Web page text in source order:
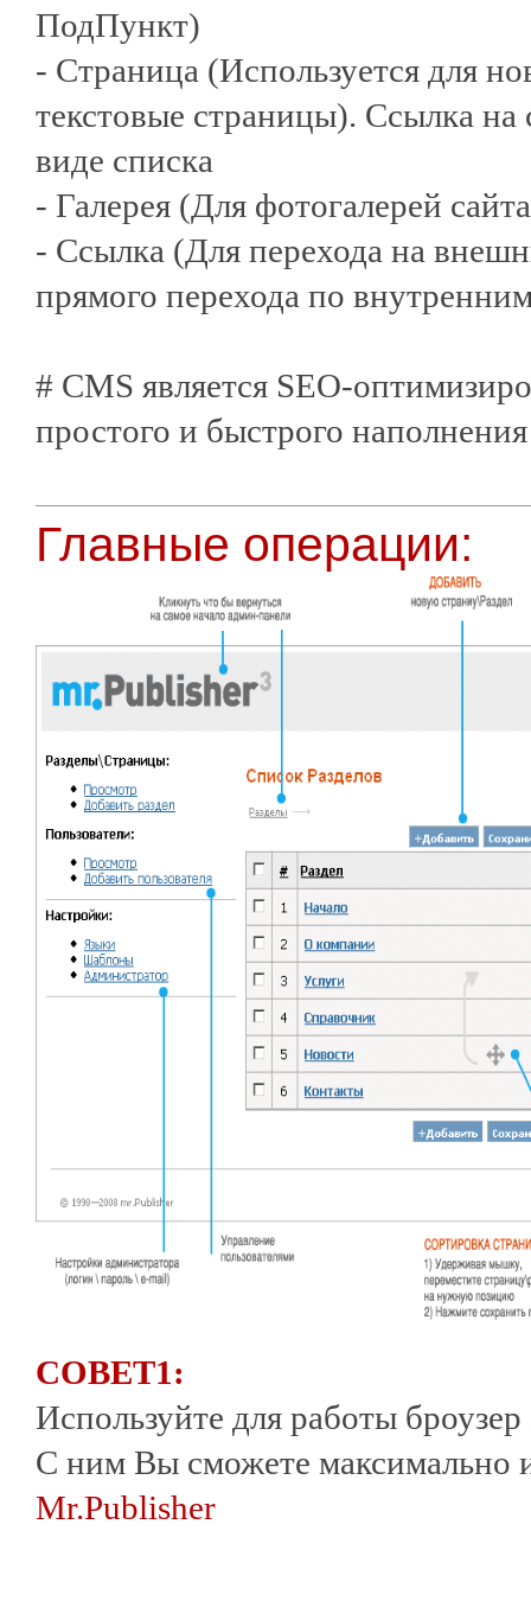
ПодПункт)
- Страница (Используется для
текстовые страницы). Ссылка на
виде списка
- Галерея (Для фотогалерей
- Ссылка (Для перехода на
прямого перехода по
# CMS является SEO-
простого и быстрого
Главные операции:
СОВЕТ1:
Используйте для работы броузер
С ним Вы сможете максимально
Mr.Publisher